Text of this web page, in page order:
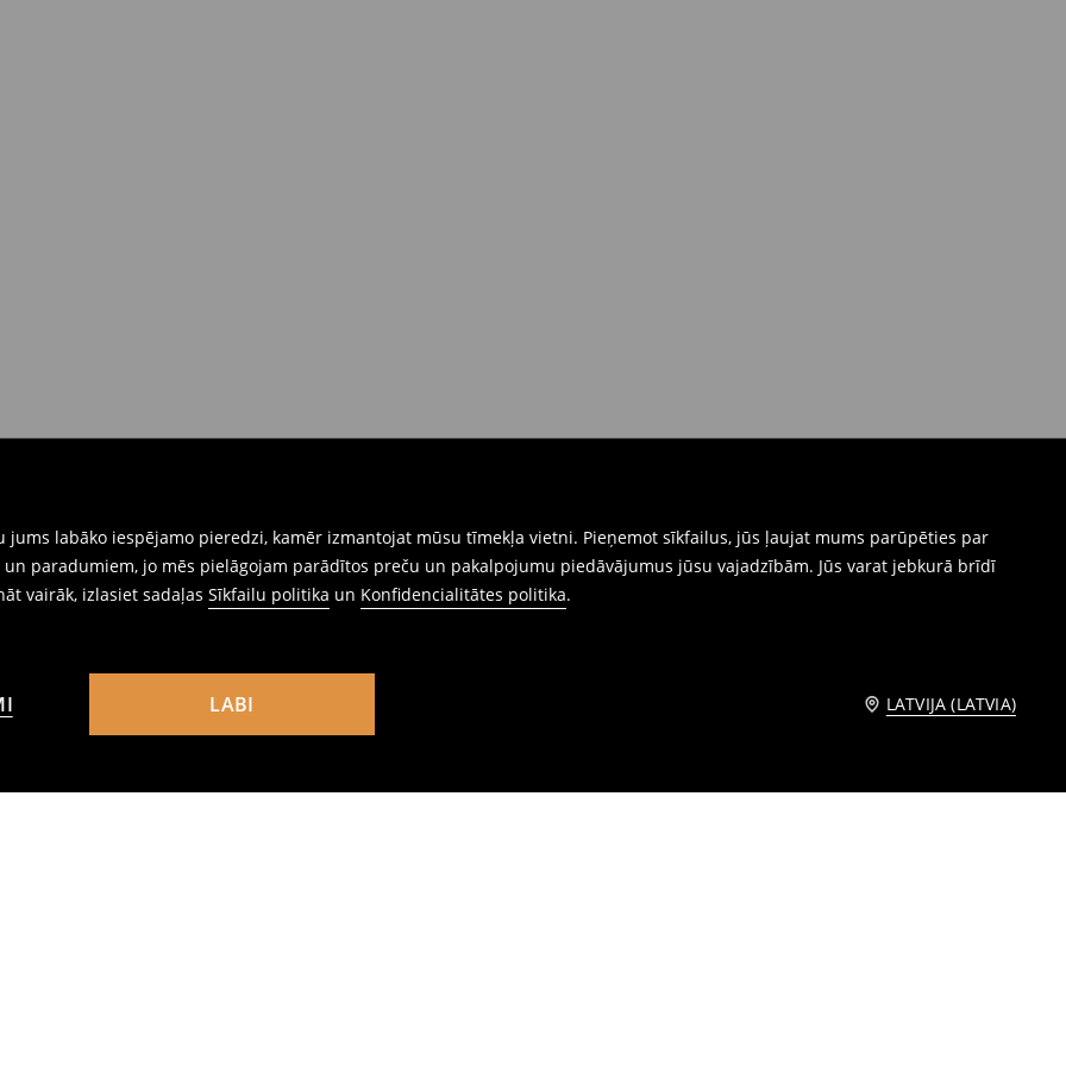
labāko iespējamo pieredzi, kamēr izmantojat mūsu tīmekļa vietni. Pieņemot sīkfailus, jūs ļaujat mums parūpēties par
paradumiem, jo mēs pielāgojam parādītos preču un pakalpojumu piedāvājumus jūsu vajadzībām. Jūs varat jebkurā brīdī
vairāk, izlasiet sadaļas Sīkfailu politika un Konfidencialitātes politika.
LABI LATVIJA (LATVIA)